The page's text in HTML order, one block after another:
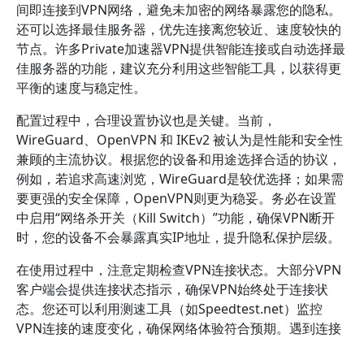
间即连接到VPN网络，避免未加密的网络暴露您的隐私。
还可以选择最佳服务器，优先连接离您较近、速度较快的
节点。许多Private加速器VPN提供智能连接或自动选择最
佳服务器的功能，建议充分利用这些智能工具，以获得更
平衡的速度与稳定性。
配置过程中，合理设置协议也是关键。当前，
WireGuard、OpenVPN 和 IKEv2 被认为是性能和安全性
兼顾的主流协议。根据您的设备和用途选择合适的协议，
例如，若追求高速浏览，WireGuard是较优选择；如果需
要更强的安全保障，OpenVPN则更为稳妥。务必在设置
中启用“网络杀开关（Kill Switch）”功能，确保VPN断开
时，您的设备不会暴露真实IP地址，提升隐私保护层级。
在使用过程中，注意定期检查VPN连接状态。大部分VPN
客户端会提供连接状态指示，确保VPN始终处于连接状
态。您还可以利用测速工具（如Speedtest.net）监控
VPN连接的速度变化，确保网络体验符合预期。遇到连接